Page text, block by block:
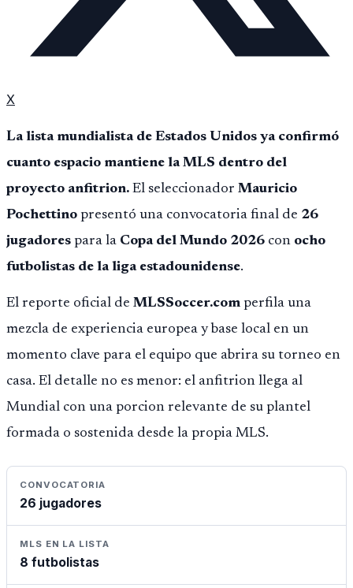
X
La lista mundialista de Estados Unidos ya confirmó
cuanto espacio mantiene la MLS dentro del
proyecto anfitrion. El seleccionador Mauricio
Pochettino presentó una convocatoria final de 26
jugadores para la Copa del Mundo 2026 con ocho
futbolistas de la liga estadounidense.
El reporte oficial de MLSSoccer.com perfila una
mezcla de experiencia europea y base local en un
momento clave para el equipo que abrira su torneo en
casa. El detalle no es menor: el anfitrion llega al
Mundial con una porcion relevante de su plantel
formada o sostenida desde la propia MLS.
CONVOCATORIA
26 jugadores
MLS EN LA LISTA
8 futbolistas